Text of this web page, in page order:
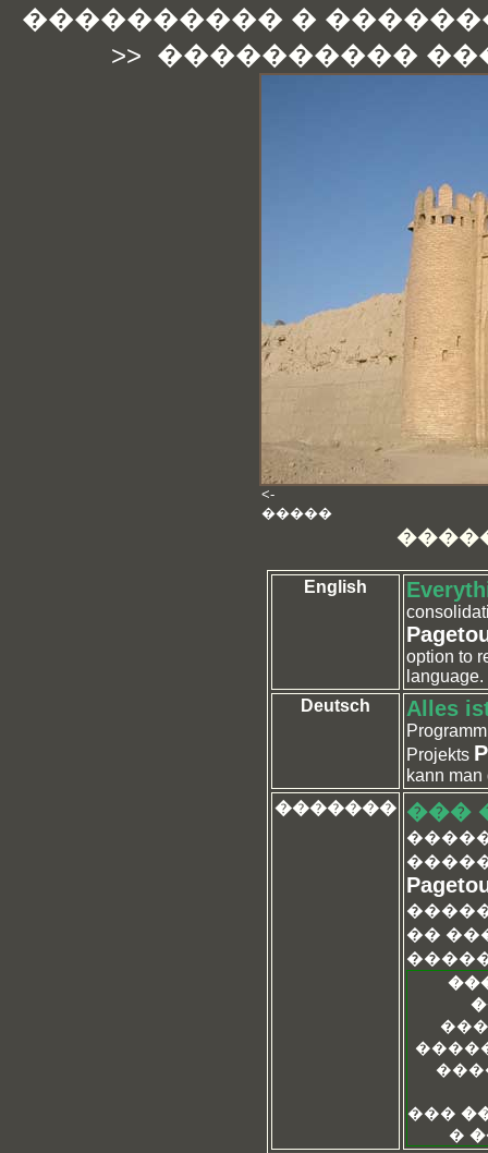
���������� �
>> ����������
<-
�����
English
option to
language.
Deutsch
Alles
Projekts
kann
������� ���
��
���
�